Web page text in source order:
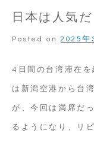
日本は人気だ
Posted on 2025年
4日間の台湾滞在
は新潟空港から台
が、今回は満席だ
るようになり、リ